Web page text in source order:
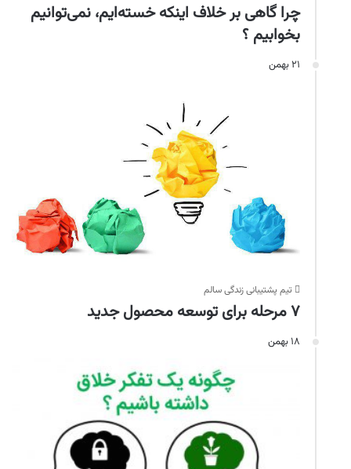
چرا گاهی بر خلاف اینکه خسته‌ایم، نمی‌توانیم
بخوابیم ؟
۲۱ بهمن
تیم پشتیبانی زندگی سالم
۷ مرحله برای توسعه‌ محصول جدید
۱۸ بهمن